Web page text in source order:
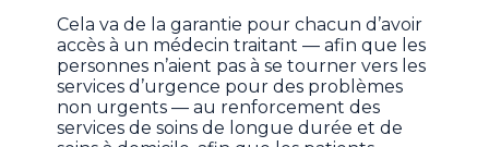
Cela va de la garantie pour chacun d’avoir
accès à un médecin traitant — afin que les
personnes n’aient pas à se tourner vers les
services d’urgence pour des problèmes
non urgents — au renforcement des
services de soins de longue durée et de